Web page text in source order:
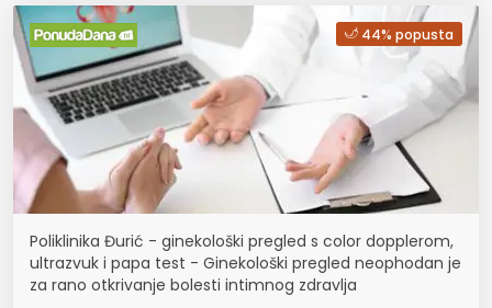
44% popusta
Poliklinika Đurić - ginekološki pregled s color dopplerom,
ultrazvuk i papa test - Ginekološki pregled neophodan je
za rano otkrivanje bolesti intimnog zdravlja